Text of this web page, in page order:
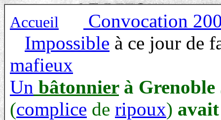
Accueil
Convocation
Impossible à ce jour de
mafieux
Un bâtonnierà Grenoble
(complice de ripoux)